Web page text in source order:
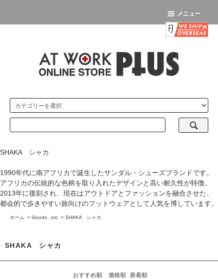
メニュー
SHAKA シャカ
1990年代に南アフリカで誕生したサンダル・シューズブランドです。
アフリカの伝統的な色柄を取り入れたデザインと高い耐久性が特徴。
2013年に復刻され、現在はアウトドアとファッションを融合させた、
都会的で歩きやすい旅向けのフットウェアとして人気を博しています。
ホーム > Goods...etc > SHAKA シャカ
SHAKA シャカ
おすすめ順 価格順 新着順